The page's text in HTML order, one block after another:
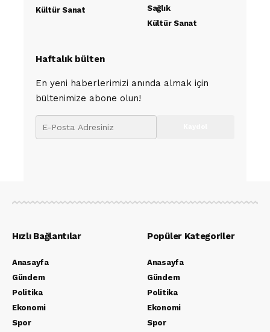
Kültür Sanat
Sağlık
Kültür Sanat
Haftalık bülten
En yeni haberlerimizi anında almak için
bültenimize abone olun!
Hızlı Bağlantılar
Anasayfa
Gündem
Politika
Ekonomi
Spor
Popüler Kategoriler
Anasayfa
Gündem
Politika
Ekonomi
Spor